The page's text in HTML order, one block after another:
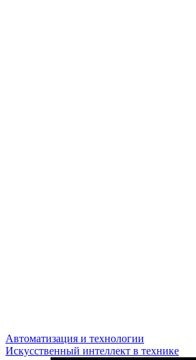
Автоматизация и технологии
Искусственный интеллект в технике